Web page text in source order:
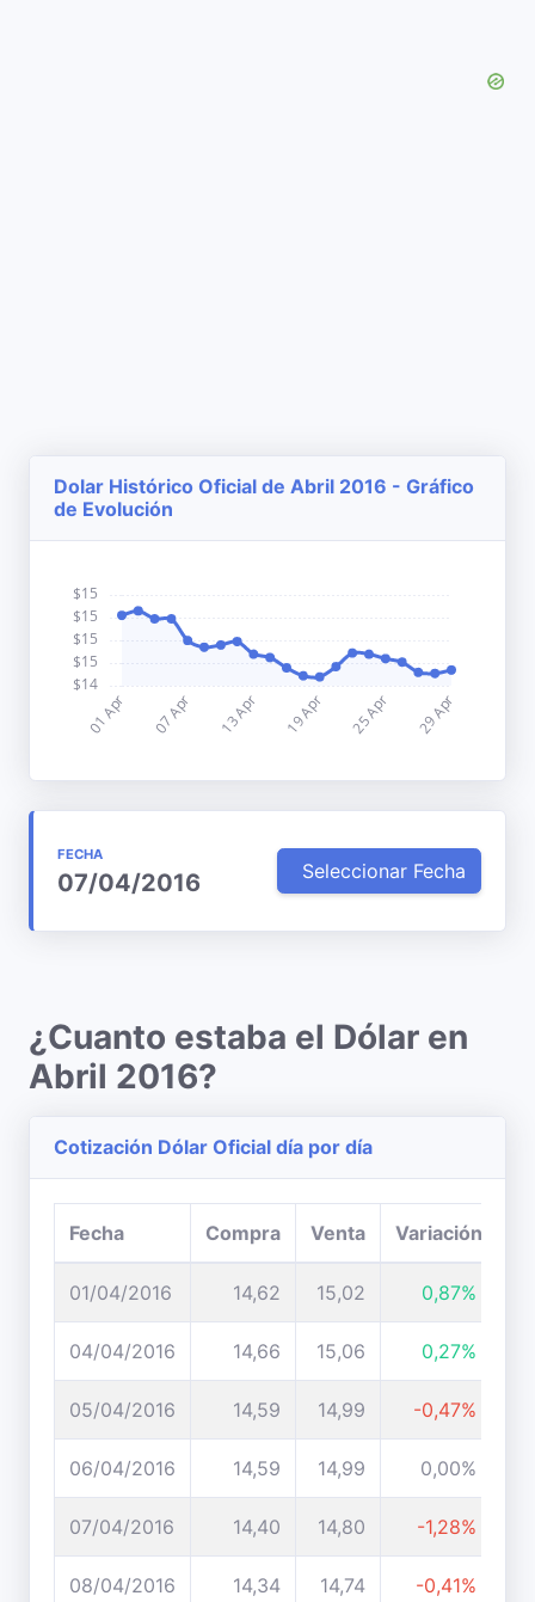
Dolar Histórico Oficial de Abril 2016 - Gráfico
de Evolución
FECHA
07/04/2016 Seleccionar Fecha
¿Cuanto estaba el Dólar en
Abril 2016?
Cotización Dólar Oficial día por día
Fecha Compra Venta Variación
01/04/2016 14,62 15,02 0,87%
04/04/2016 14,66 15,06 0,27%
05/04/2016 14,59 14,99 -0,47%
06/04/2016 14,59 14,99 0,00%
07/04/2016 14,40 14,80 -1,28%
08/04/2016 14,34 14,74 -0,41%